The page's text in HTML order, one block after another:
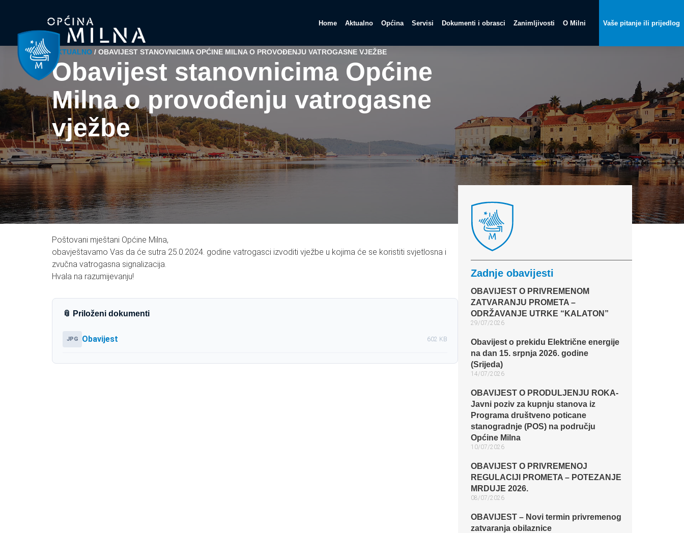
Home Aktualno Općina Servisi Dokumenti i obrasci Zanimljivosti O Milni Vaše pitanje ili prijedlog
AKTUALNO / OBAVIJEST STANOVNICIMA OPĆINE MILNA O PROVOĐENJU VATROGASNE VJEŽBE
Obavijest stanovnicima Općine
Milna o provođenju vatrogasne
vježbe
Poštovani mještani Općine Milna,
obavještavamo Vas da će sutra 25.0.2024. godine vatrogasci izvoditi vježbe u kojima će se koristiti svjetlosna i
zvučna vatrogasna signalizacija.
Hvala na razumijevanju!
📎 Priloženi dokumenti
JPG Obavijest 602 KB
Zadnje obavijesti
OBAVIJEST O PRIVREMENOM
ZATVARANJU PROMETA –
ODRŽAVANJE UTRKE “KALATON”
29/07/2026
Obavijest o prekidu Električne energije
na dan 15. srpnja 2026. godine
(Srijeda)
14/07/2026
OBAVIJEST O PRODULJENJU ROKA-
Javni poziv za kupnju stanova iz
Programa društveno poticane
stanogradnje (POS) na području
Općine Milna
10/07/2026
OBAVIJEST O PRIVREMENOJ
REGULACIJI PROMETA – POTEZANJE
MRDUJE 2026.
08/07/2026
OBAVIJEST – Novi termin privremenog
zatvaranja obilaznice​